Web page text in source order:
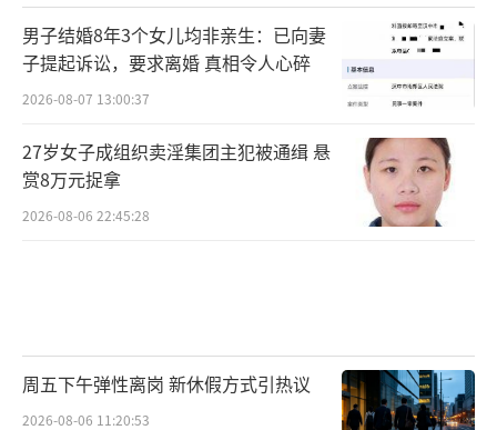
男子结婚8年3个女儿均非亲生：已向妻
子提起诉讼，要求离婚 真相令人心碎
2026-08-07 13:00:37
27岁女子成组织卖淫集团主犯被通缉 悬
赏8万元捉拿
2026-08-06 22:45:28
周五下午弹性离岗 新休假方式引热议
2026-08-06 11:20:53